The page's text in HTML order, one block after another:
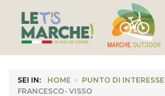
SEI IN: HOME > PUNTO DI INTERESSE
FRANCESCO- VISSO